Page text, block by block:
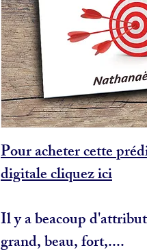
Pour acheter cette
digitale cliquez ici
Il y a beacoup
grand, beau, fort,....